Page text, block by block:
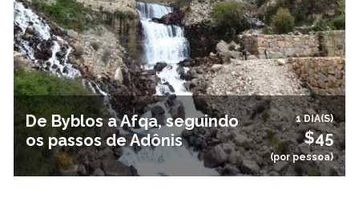
De Byblos a Afqa, seguindo
os passos de Adônis
1 DIA(S)
$45
(por pessoa)